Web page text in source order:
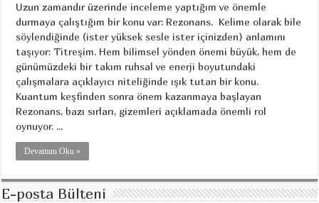
Uzun zamandır üzerinde inceleme yaptığım ve önemle
durmaya çalıştığım bir konu var: Rezonans. Kelime olarak bile
söylendiğinde (ister yüksek sesle ister içinizden) anlamını
taşıyor: Titreşim. Hem bilimsel yönden önemi büyük, hem de
günümüzdeki bir takım ruhsal ve enerji boyutundaki
çalışmalara açıklayıcı niteliğinde ışık tutan bir konu.
Kuantum keşfinden sonra önem kazanmaya başlayan
Rezonans, bazı sırları, gizemleri açıklamada önemli rol
oynuyor. ...
Devamını Oku »
E-posta Bülteni